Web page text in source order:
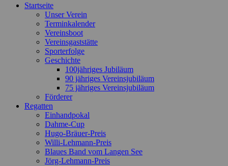
oben
Startseite
Unser Verein
Terminkalender
Vereinsboot
Vereinsgaststätte
Sporterfolge
Geschichte
100jähriges Jubiläum
90 jähriges Vereinsjubiläum
75 jähriges Vereinsjubiläum
Förderer
Regatten
Einhandpokal
Dahme-Cup
Hugo-Bräuer-Preis
Willi-Lehmann-Preis
Blaues Band vom Langen See
Jörg-Lehmann-Preis